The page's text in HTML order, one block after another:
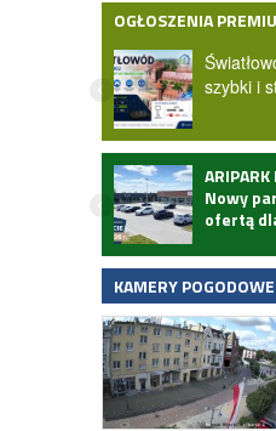
OGŁOSZENIA
szybki i
Nowy
ofertą
KAMERY